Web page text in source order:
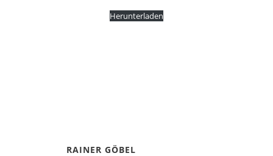
Herunterladen
RAINER GÖBEL